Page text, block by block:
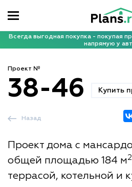
Всегда выгодная покупка - покупая
напрямую у
Проект №
38-46 Купить
Проект дома с
общей площадью 184 м2
террасой, котельной и
Назад